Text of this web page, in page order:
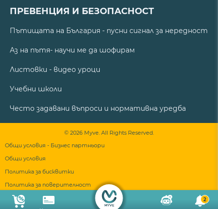
2
ПРЕВЕНЦИЯ И БЕЗОПАСНОСТ
Пътищата на България - пусни сигнал за нередност
Аз на пътя- научи ме да шофирам
Листовки - видео уроци
Учебни школи
Често задавани въпроси и нормативна уредба
© 2026 Myve. All Rights Reserved.
Общи условия - Бизнес партньори
Общи условия
Политика за бисквитки
Политика за поверителност